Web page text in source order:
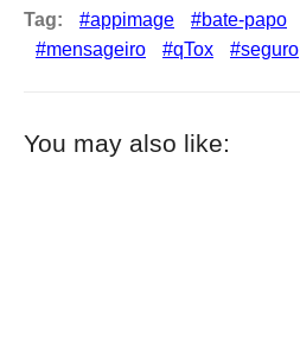
Tag: appimage bate-papo
mensageiro
qTox seguro
You may also like: